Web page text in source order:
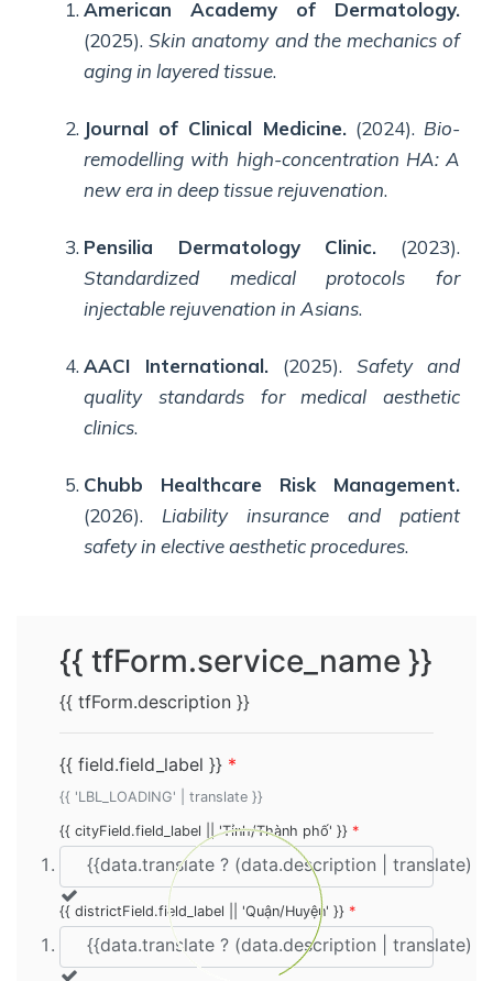
American Academy of Dermatology.
(2025).Skin anatomy and the mechanics of
aging in layered tissue.
Journal of Clinical Medicine.(2024). Bio-
remodelling with high-concentration HA: A
new era in deep tissue rejuvenation.
Pensilia Dermatology Clinic. (2023).
Standardized medical protocols for
injectable rejuvenation in Asians.
AACI International. (2025).Safety and
quality standards for medical aesthetic
clinics.
Chubb Healthcare Risk Management.
(2026). Liability insurance and patient
safety in elective aesthetic procedures.